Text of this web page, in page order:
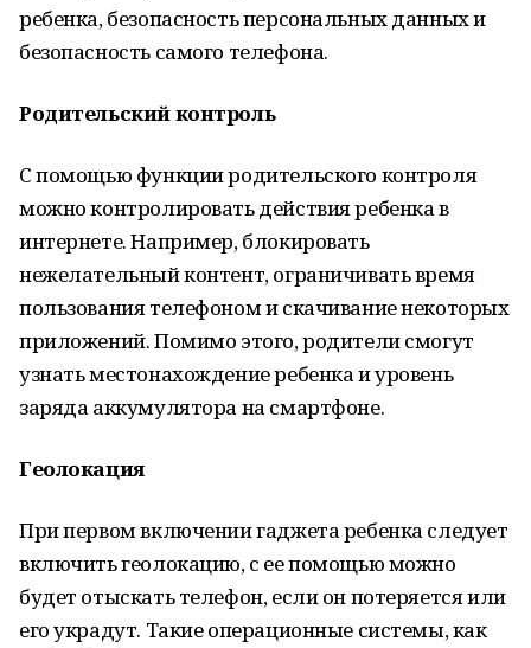
ребенка, безопасность персональных данных и
безопасность самого телефона.
Родительский контроль
С помощью функции родительского контроля
можно контролировать действия ребенка в
интернете. Например, блокировать
нежелательный контент, ограничивать время
пользования телефоном и скачивание некоторых
приложений. Помимо этого, родители смогут
узнать местонахождение ребенка и уровень
заряда аккумулятора на смартфоне.
Геолокация
При первом включении гаджета ребенка следует
включить геолокацию, с ее помощью можно
будет отыскать телефон, если он потеряется или
его украдут. Такие операционные системы, как